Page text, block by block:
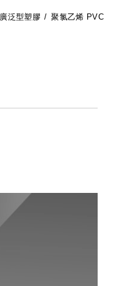
廣泛型塑膠 聚氯乙烯 PVC